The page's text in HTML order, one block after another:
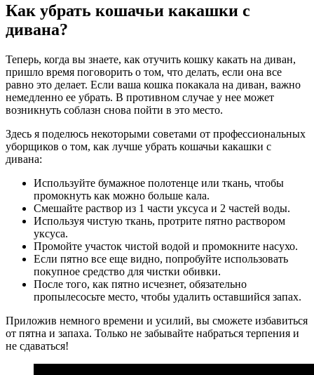
Как убрать кошачьи какашки с
дивана?
Теперь, когда вы знаете, как отучить кошку какать на диван,
пришло время поговорить о том, что делать, если она все
равно это делает. Если ваша кошка покакала на диван, важно
немедленно ее убрать. В противном случае у нее может
возникнуть соблазн снова пойти в это место.
Здесь я поделюсь некоторыми советами от профессиональных
уборщиков о том, как лучше убрать кошачьи какашки с
дивана:
Используйте бумажное полотенце или ткань, чтобы
промокнуть как можно больше кала.
Смешайте раствор из 1 части уксуса и 2 частей воды.
Используя чистую ткань, протрите пятно раствором
уксуса.
Промойте участок чистой водой и промокните насухо.
Если пятно все еще видно, попробуйте использовать
покупное средство для чистки обивки.
После того, как пятно исчезнет, ​​обязательно
пропылесосьте место, чтобы удалить оставшийся запах.
Приложив немного времени и усилий, вы сможете избавиться
от пятна и запаха. Только не забывайте набраться терпения и
не сдаваться!